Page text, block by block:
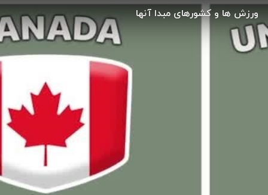
ورزش ها و کشورهای مبدا آنها